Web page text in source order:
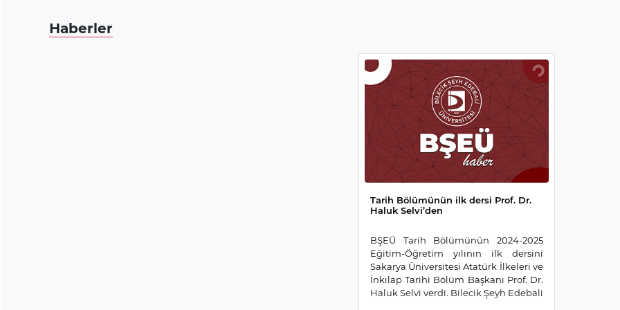
Haberler
Tarih Bölümünün ilk dersi Prof. Dr.
Haluk Selvi’den
BŞEÜ Tarih Bölümünün 2024-2025
Eğitim-Öğretim yılının ilk dersini
Sakarya Üniversitesi Atatürk İlkeleri ve
İnkılap Tarihi Bölüm Başkanı Prof. Dr.
Haluk Selvi verdi. Bilecik Şeyh Edebali